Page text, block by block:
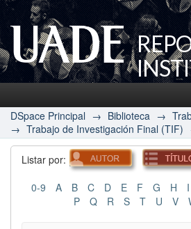
UADE
DSpace Principal → Biblioteca →
→ Trabajo de Investigación Final (TIF)
Listar por:
0-9 A B C D E F G H I
P
Q R S T U V